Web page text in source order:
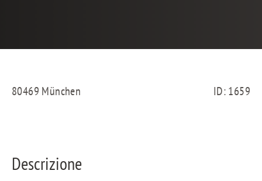
80469 München ID: 1659
Descrizione